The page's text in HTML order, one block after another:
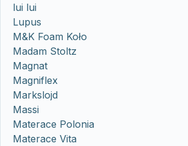
lui lui
Lupus
M&K Foam Koło
Madam Stoltz
Magnat
Magniflex
Markslojd
Massi
Materace Polonia
Materace Vita